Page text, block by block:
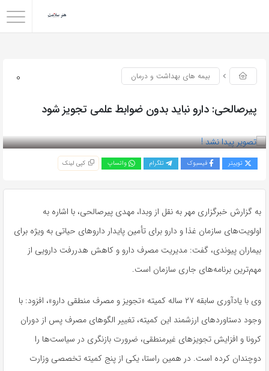
0 بیمه های بهداشت و درمان
پیرصالحی: دارو نباید بدون ضوابط علمی تجویز شود
توییتر فیسبوک تلگرام واتساپ کپی لینک
به گزارش خبرگزاری مهر به نقل از وبدا، مهدی پیرصالحی، با اشاره به
اولویت‌های سازمان غذا و دارو برای تأمین پایدار داروهای حیاتی به‌ ویژه برای
بیماران پیوندی، گفت: مدیریت مصرف دارو و کاهش هدررفت دارویی از
مهم‌ترین برنامه‌های جاری سازمان است.
وی با یادآوری سابقه ۲۷ ساله کمیته «تجویز و مصرف منطقی دارو»، افزود: با
وجود دستاوردهای ارزشمند این کمیته، تغییر الگوهای مصرف پس از دوران
کرونا و افزایش تجویزهای غیرمنطقی، ضرورت بازنگری در سیاست‌ها را
دوچندان کرده است. در همین راستا، یکی از پنج کمیته تخصصی وزارت